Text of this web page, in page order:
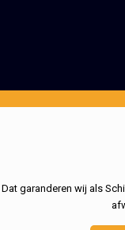
garanderen wij als